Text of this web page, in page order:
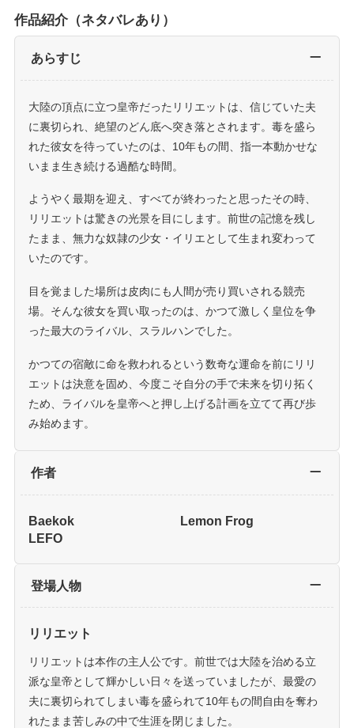
作品紹介（ネタバレあり）
あらすじ
大陸の頂点に立つ皇帝だったリリエットは、信じていた夫
に裏切られ、絶望のどん底へ突き落とされます。毒を盛ら
れた彼女を待っていたのは、10年もの間、指一本動かせな
いまま生き続ける過酷な時間。
ようやく最期を迎え、すべてが終わったと思ったその時、
リリエットは驚きの光景を目にします。前世の記憶を残し
たまま、無力な奴隷の少女・イリエとして生まれ変わって
いたのです。
目を覚ました場所は皮肉にも人間が売り買いされる競売
場。そんな彼女を買い取ったのは、かつて激しく皇位を争
った最大のライバル、スラルハンでした。
かつての宿敵に命を救われるという数奇な運命を前にリリ
エットは決意を固め、今度こそ自分の手で未来を切り拓く
ため、ライバルを皇帝へと押し上げる計画を立てて再び歩
み始めます。
作者
Baekok
Lemon Frog
LEFO
登場人物
リリエット
リリエットは本作の主人公です。前世では大陸を治める立
派な皇帝として輝かしい日々を送っていましたが、最愛の
夫に裏切られてしまい毒を盛られて10年もの間自由を奪わ
れたまま苦しみの中で生涯を閉じました。